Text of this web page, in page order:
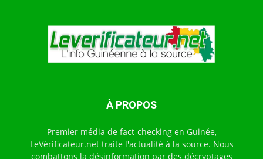
À PROPOS
Premier média de fact-checking en Guinée,
LeVérificateur.net traite l'actualité à la source. Nous
combattons la désinformation par des décryptages